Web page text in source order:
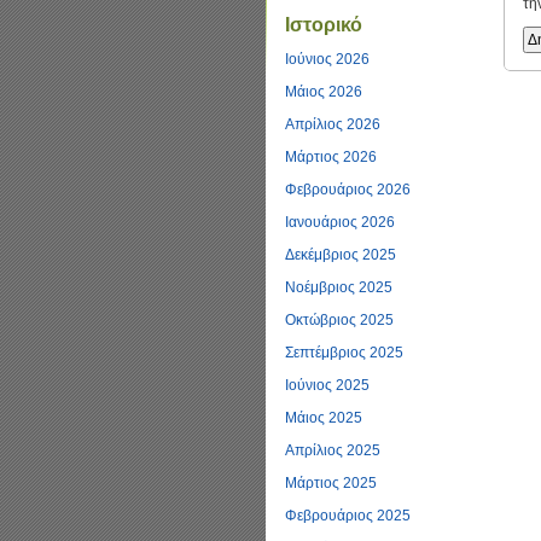
Ιστορικό
Ιούνιος 2026
Μάιος 2026
Απρίλιος 2026
Μάρτιος 2026
Φεβρουάριος 2026
Ιανουάριος 2026
Δεκέμβριος 2025
Νοέμβριος 2025
Οκτώβριος 2025
Σεπτέμβριος 2025
Ιούνιος 2025
Μάιος 2025
Απρίλιος 2025
Μάρτιος 2025
Φεβρουάριος 2025